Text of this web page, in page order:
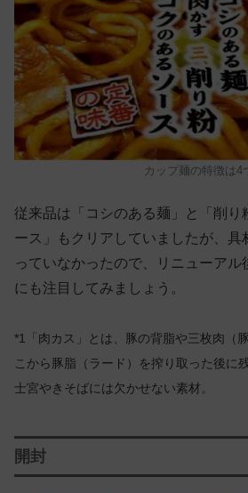
カップ麺の特徴は4
従来品は「コシのある麺」と「削り
ース」もクリアしていましたが、具
っていなかったので、リニューアル
にも注目してみましょう。
*1「肉カス」とは、豚の背脂や三枚肉（
こから豚脂（ラード）を搾り取った後に
士宮やきそばには欠かせない素材。
開封